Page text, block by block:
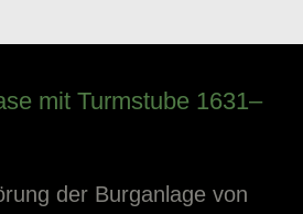
mit Turmstube 1631–
der Burganlage von